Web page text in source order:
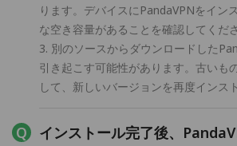
ります。デバイスにPandaVPNをイン
な空き容量があることを確認してくださ
3. 別のソースからダウンロードした
引き起こす可能性があります。古いも
して、新しいバージョンを再度インス
インストール完了後、